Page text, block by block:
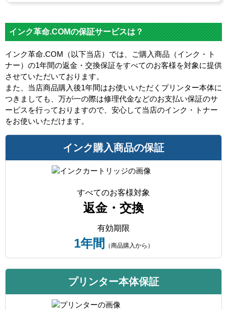
インク革命.COMの保証サービスは？
インク革命.COM（以下当店）では、ご購入商品（インク・ト
ナー）の1年間の返金・交換保証をすべてのお客様を対象に提供
させていただいております。
また、当店商品購入後1年間はお使いいただくプリンター本体に
つきましても、万が一の際は修理代金などのお支払い保証のサ
ービスを行っておりますので、安心して当店のインク・トナー
をお使いいただけます。
インク購入商品の保証
すべてのお客様対象
返金・交換
有効期限
1年間 （商品購入から）
プリンター本体保証